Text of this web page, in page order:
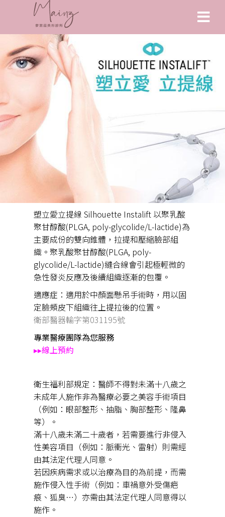
塑立愛立提線 Silhouette Instalift 以聚乳酸
聚甘醇酸(PLGA, poly-glycolide/L-lactide)為
主要成份的雙向錐體，拉提和壓縮臉部組
織。聚乳酸聚甘醇酸(PLGA, poly-
glycolide/L-lactide)縫合線會引起極輕微的
急性發炎反應及後續組織逐漸的包覆。
適應症：適用於中顏面懸吊手術時，用以固
定臉頰皮下組織往上提拉後的位置。
衛部醫器輸字第031195號
專業醫療團隊為您服務
▸▸線上預約
衛生福利部規定：醫師不得對未滿十八歲之
未成年人施作非為醫療必要之美容手術項目
（例如：眼部整形、抽脂、胸部整形、隆鼻
等）。
滿十八歲未滿二十歲者，若需要進行非侵入
性美容項目（例如：脈衝光、雷射）則需經
由其法定代理人同意。
若因疾病需求或以治療為目的為前提，而需
施作侵入性手術（例如：車禍意外受傷疤
痕、狐臭…）亦需由其法定代理人同意得以
施作。